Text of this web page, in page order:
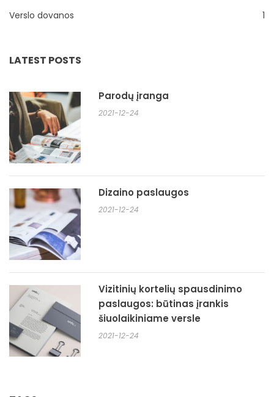
Verslo dovanos 1
LATEST POSTS
Parodų įranga
2021-12-24
Dizaino paslaugos
2021-12-24
Vizitinių kortelių spausdinimo
paslaugos: būtinas įrankis
šiuolaikiniame versle
2021-12-24